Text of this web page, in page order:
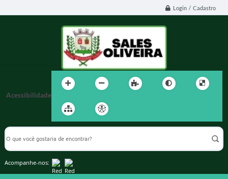
Login / Cadastro
Acessibilidade
Acompanhe-nos: